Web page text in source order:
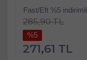
Fast/Eft %5 indirimli
285,90 TL
%5
271,61 TL